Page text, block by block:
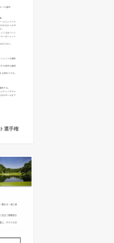
選手権